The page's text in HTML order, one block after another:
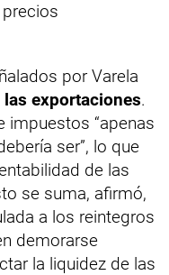
por Varela
exportaciones.
impuestos “apenas
ser”, lo que
de las
se suma, afirmó,
a los reintegros
demorarse
la liquidez de las